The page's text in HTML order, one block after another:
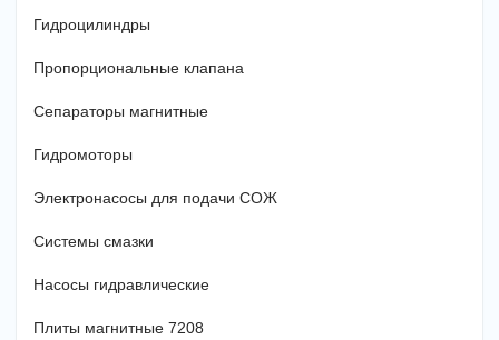
Гидроцилиндры
Пропорциональные клапана
Сепараторы магнитные
Гидромоторы
Электронасосы для подачи СОЖ
Системы смазки
Насосы гидравлические
Плиты магнитные 7208